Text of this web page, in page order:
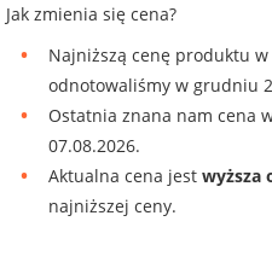
Jak zmienia się cena?
Najniższą cenę produktu w
odnotowaliśmy w grudniu
Ostatnia znana nam cena
07.08.2026.
Aktualna cena jest wyższa
najniższej ceny.